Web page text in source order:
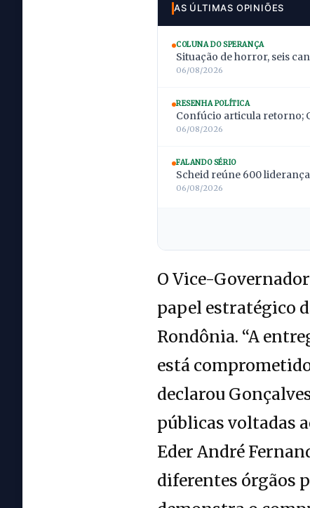
AS ÚLTIMAS OPINIÕES
COLUNA DO SPERANÇA
Situação de horror, seis
06/08/2026
RESENHA POLÍTICA
Confúcio articula retorno;
06/08/2026
FALANDO SÉRIO
Scheid reúne 600
06/08/2026
O Vice-
papel estratégico
Rondônia. “A
está
declarou
públicas voltadas
Eder André
diferentes órgãos